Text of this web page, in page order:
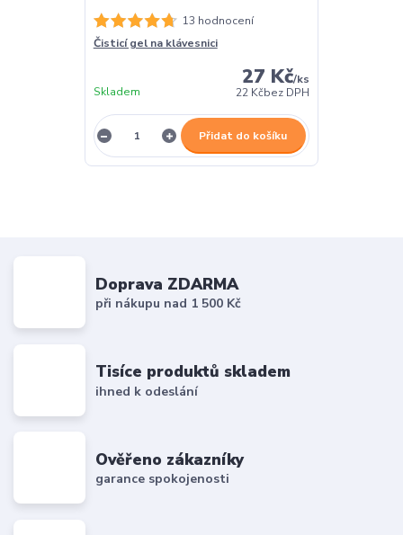
13 hodnocení
Čisticí gel na klávesnici
27 Kč/ks
22 Kčbez DPH
Skladem
Přidat do košíku
Doprava ZDARMA
při nákupu nad 1 500 Kč
Tisíce produktů skladem
ihned k odeslání
Ověřeno zákazníky
garance spokojenosti